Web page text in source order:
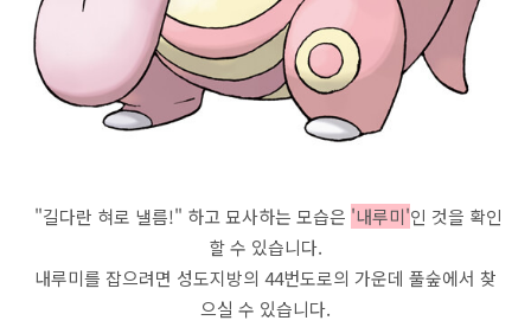
"길다란 혀로 낼름!" 하고 묘사하는 모습은 '내루미'인 것을 확인
할 수 있습니다.
내루미를 잡으려면 성도지방의 44번도로의 가운데 풀숲에서 찾
으실 수 있습니다.